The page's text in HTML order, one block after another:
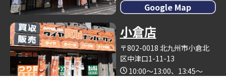
Google Map
小倉店
〒802-0018 北九州市小倉北
区中津口1-11-13
10:00～13:00、13:45～